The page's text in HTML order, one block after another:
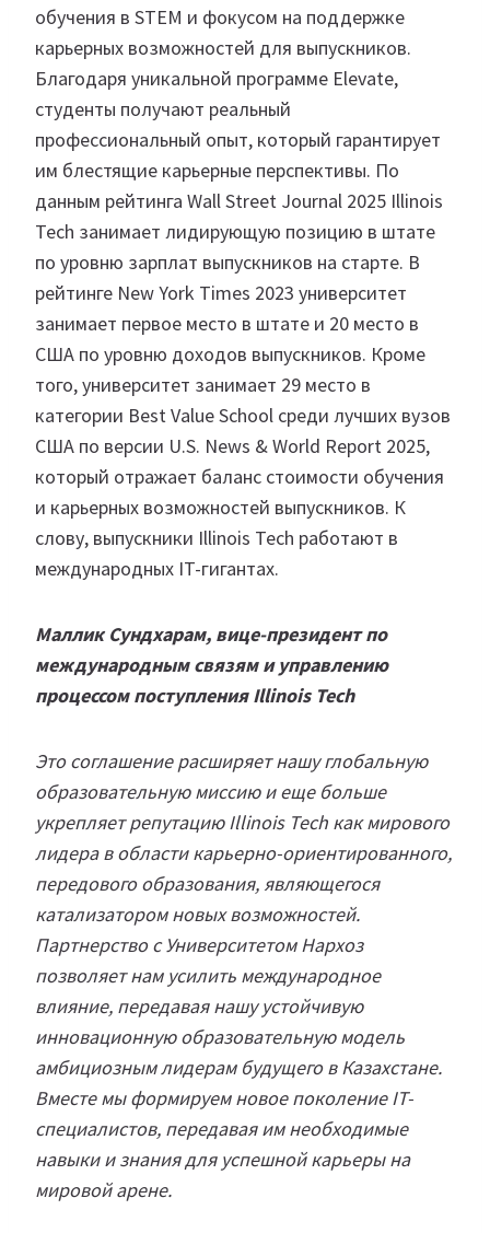
обучения в STEM и фокусом на поддержке
карьерных возможностей для выпускников.
Благодаря уникальной программе Elevate,
студенты получают реальный
профессиональный опыт, который гарантирует
им блестящие карьерные перспективы. По
данным рейтинга Wall Street Journal 2025 Illinois
Tech занимает лидирующую позицию в штате
по уровню зарплат выпускников на старте. В
рейтинге New York Times 2023 университет
занимает первое место в штате и 20 место в
США по уровню доходов выпускников. Кроме
того, университет занимает 29 место в
категории Best Value School среди лучших вузов
США по версии U.S. News & World Report 2025,
который отражает баланс стоимости обучения
и карьерных возможностей выпускников. К
слову, выпускники Illinois Tech работают в
международных IT-гигантах.
Маллик Сундхарам, вице-президент по
международным связям и управлению
процессом поступления Illinois Tech
Это соглашение расширяет нашу глобальную
образовательную миссию и еще больше
укрепляет репутацию Illinois Tech как мирового
лидера в области карьерно-ориентированного,
передового образования, являющегося
катализатором новых возможностей.
Партнерство с Университетом Нархоз
позволяет нам усилить международное
влияние, передавая нашу устойчивую
инновационную образовательную модель
амбициозным лидерам будущего в Казахстане.
Вместе мы формируем новое поколение IT-
специалистов, передавая им необходимые
навыки и знания для успешной карьеры на
мировой арене.